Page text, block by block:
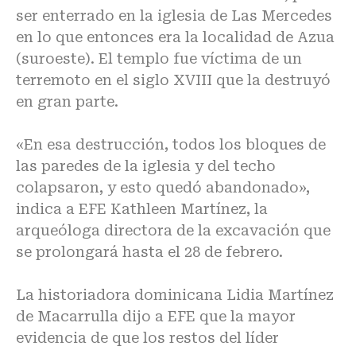
ser enterrado en la iglesia de Las Mercedes
en lo que entonces era la localidad de Azua
(suroeste). El templo fue víctima de un
terremoto en el siglo XVIII que la destruyó
en gran parte.
«En esa destrucción, todos los bloques de
las paredes de la iglesia y del techo
colapsaron, y esto quedó abandonado»,
indica a EFE Kathleen Martínez, la
arqueóloga directora de la excavación que
se prolongará hasta el 28 de febrero.
La historiadora dominicana Lidia Martínez
de Macarrulla dijo a EFE que la mayor
evidencia de que los restos del líder